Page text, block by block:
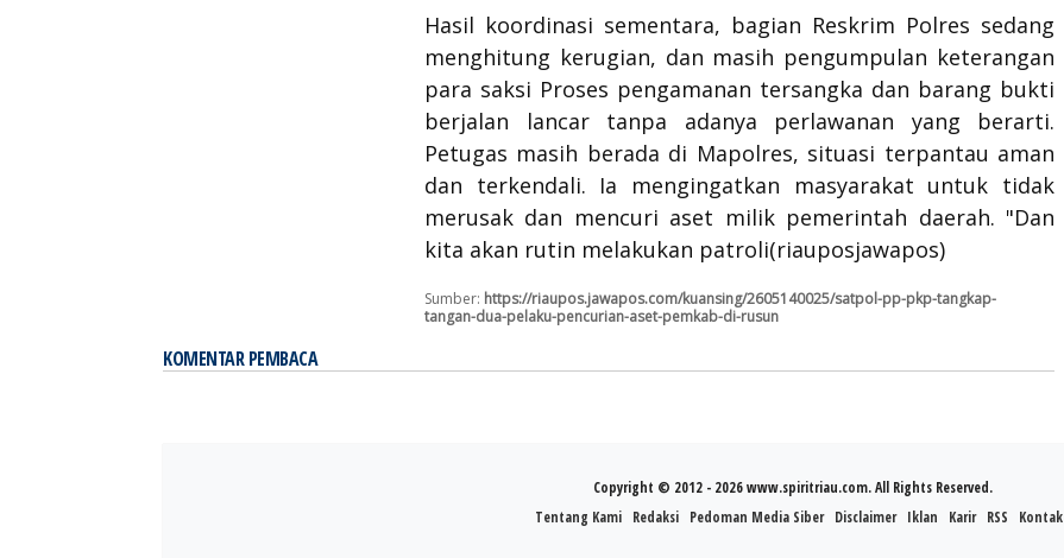
Hasil koordinasi sementara, bagian Reskrim Polres sedang
menghitung kerugian, dan masih pengumpulan keterangan
para saksi Proses pengamanan tersangka dan barang bukti
berjalan lancar tanpa adanya perlawanan yang berarti.
Petugas masih berada di Mapolres, situasi terpantau aman
dan terkendali. Ia mengingatkan masyarakat untuk tidak
merusak dan mencuri aset milik pemerintah daerah. "Dan
kita akan rutin melakukan patroli(riauposjawapos)
Sumber: https://riaupos.jawapos.com/kuansing/2605140025/satpol-pp-pkp-tangkap-
tangan-dua-pelaku-pencurian-aset-pemkab-di-rusun
KOMENTAR PEMBACA
Copyright © 2012 - 2026 www.spiritriau.com. All Rights Reserved.
Tentang Kami Redaksi Pedoman Media Siber Disclaimer Iklan Karir RSS Kontak